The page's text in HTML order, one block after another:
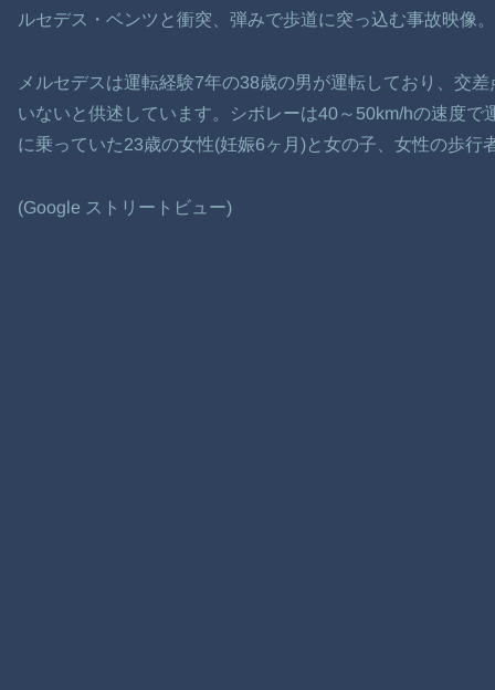
ルセデス・ベンツと衝突、弾みで歩道に突っ込む事故映像。
メルセデスは運転経験7年の38歳の男が運転しており、交
いないと供述しています。シボレーは40～50km/hの速度
に乗っていた23歳の女性(妊娠6ヶ月)と女の子、女性の歩行
(Google ストリートビュー)